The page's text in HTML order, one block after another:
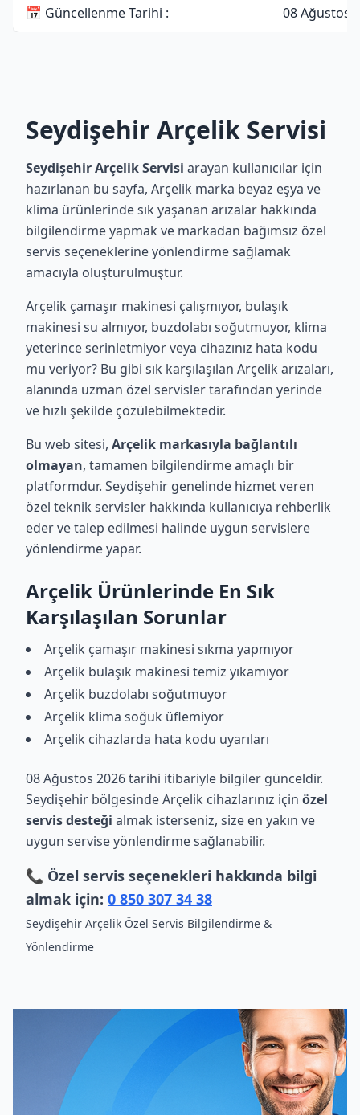
📅 Güncellenme Tarihi : 08 Ağustos
Seydişehir Arçelik Servisi
Seydişehir Arçelik Servisi arayan kullanıcılar için
hazırlanan bu sayfa, Arçelik marka beyaz eşya ve
klima ürünlerinde sık yaşanan arızalar hakkında
bilgilendirme yapmak ve markadan bağımsız özel
servis seçeneklerine yönlendirme sağlamak
amacıyla oluşturulmuştur.
Arçelik çamaşır makinesi çalışmıyor, bulaşık
makinesi su almıyor, buzdolabı soğutmuyor, klima
yeterince serinletmiyor veya cihazınız hata kodu
mu veriyor? Bu gibi sık karşılaşılan Arçelik arızaları,
alanında uzman özel servisler tarafından yerinde
ve hızlı şekilde çözülebilmektedir.
Bu web sitesi, Arçelik markasıyla bağlantılı
olmayan, tamamen bilgilendirme amaçlı bir
platformdur. Seydişehir genelinde hizmet veren
özel teknik servisler hakkında kullanıcıya rehberlik
eder ve talep edilmesi halinde uygun servislere
yönlendirme yapar.
Arçelik Ürünlerinde En Sık
Karşılaşılan Sorunlar
Arçelik çamaşır makinesi sıkma yapmıyor
Arçelik bulaşık makinesi temiz yıkamıyor
Arçelik buzdolabı soğutmuyor
Arçelik klima soğuk üflemiyor
Arçelik cihazlarda hata kodu uyarıları
08 Ağustos 2026 tarihi itibariyle bilgiler günceldir.
Seydişehir bölgesinde Arçelik cihazlarınız için özel
servis desteği almak isterseniz, size en yakın ve
uygun servise yönlendirme sağlanabilir.
📞 Özel servis seçenekleri hakkında bilgi
almak için: 0 850 307 34 38
Seydişehir Arçelik Özel Servis Bilgilendirme &
Yönlendirme